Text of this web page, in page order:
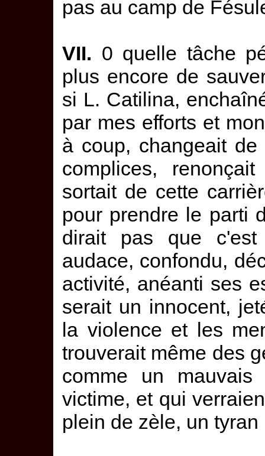
pas au camp de
VII. 0 quelle tâche
plus encore de
si L. Catilina,
par mes efforts et
à coup, changeait
complices,
sortait de cette
pour prendre le parti
dirait pas que
audace, confondu,
activité, anéanti ses
serait un innocent,
la violence et les
trouverait même des
comme un
victime, et qui
plein de zèle, un